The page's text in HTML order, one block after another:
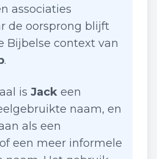
associaties
de oorsprong blijft
Bijbelse context van
.
is Jack een
naam, en
als een
een meer informele